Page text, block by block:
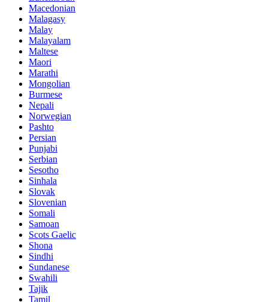
Macedonian
Malagasy
Malay
Malayalam
Maltese
Maori
Marathi
Mongolian
Burmese
Nepali
Norwegian
Pashto
Persian
Punjabi
Serbian
Sesotho
Sinhala
Slovak
Slovenian
Somali
Samoan
Scots Gaelic
Shona
Sindhi
Sundanese
Swahili
Tajik
Tamil